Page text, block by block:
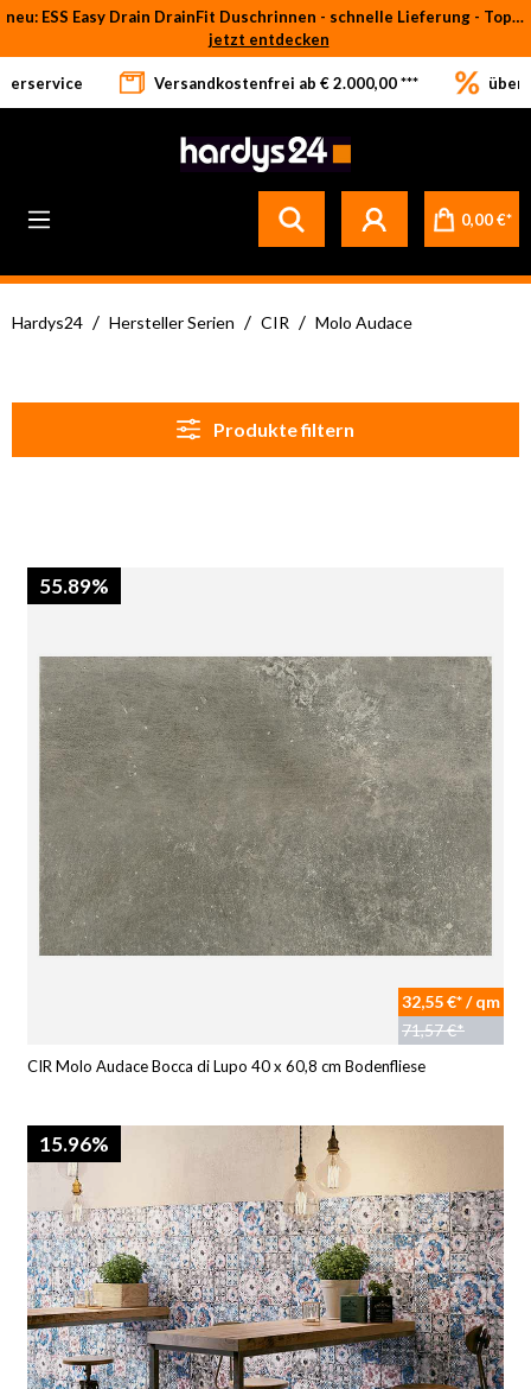
Zum Hauptinhalt springen
neu: ESS Easy Drain DrainFit Duschrinnen - schnelle Lieferung - Top-Preise
jetzt entdecken
Versandkostenfrei ab € 2.000,00 *** über
0,00 €*
Hardys24 / Hersteller Serien / CIR / Molo Audace
Produkte filtern
55.89%
32,55 €* / qm
71,57 €*
CIR Molo Audace Bocca di Lupo 40 x 60,8 cm Bodenfliese
15.96%